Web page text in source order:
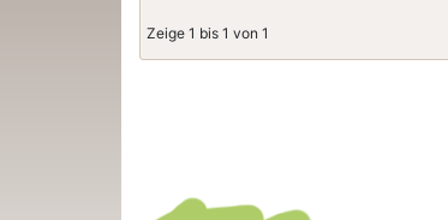
Zeige 1 bis 1 von 1